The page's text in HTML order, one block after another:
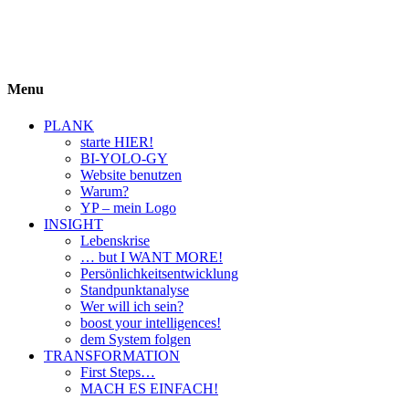
Menu
PLANK
starte HIER!
BI-YOLO-GY
Website benutzen
Warum?
YP – mein Logo
INSIGHT
Lebenskrise
… but I WANT MORE!
Persönlichkeitsentwicklung
Standpunktanalyse
Wer will ich sein?
boost your intelligences!
dem System folgen
TRANSFORMATION
First Steps…
MACH ES EINFACH!